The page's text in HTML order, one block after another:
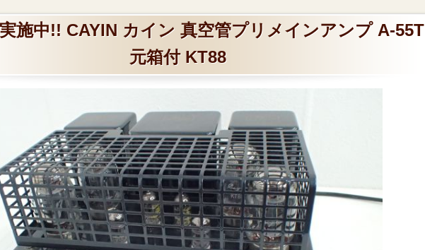
施中!! CAYIN カイン 真空管プリメインアンプ A-55T
元箱付 KT88